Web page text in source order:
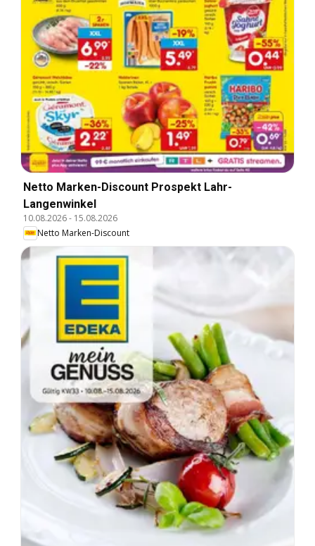
Netto Marken-Discount Prospekt Lahr-
Langenwinkel
10.08.2026- 15.08.2026
Netto Marken-Discount